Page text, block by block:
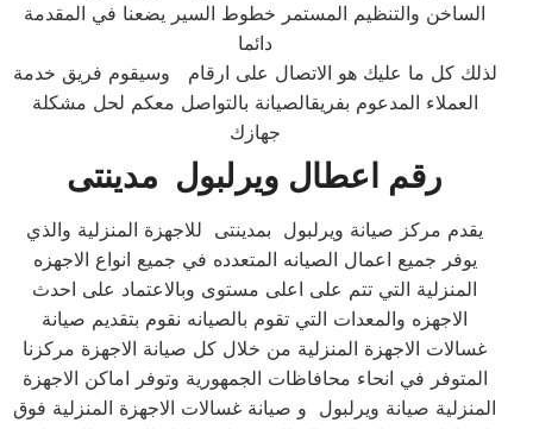
الساخن والتنظيم المستمر خطوط السير يضعنا في المقدمة
دائما
لذلك كل ما عليك هو الاتصال على ارقام وسيقوم فريق خدمة
العملاء المدعوم بفريقالصيانة بالتواصل معكم لحل مشكلة
جهازك
رقم اعطال ويرلبول مدينتى
يقدم مركز صيانة ويرلبول بمدينتى للاجهزة المنزلية والذي
يوفر جميع اعمال الصيانه المتعدده في جميع انواع الاجهزه
المنزلية التي تتم على اعلى مستوى وبالاعتماد على احدث
الاجهزه والمعدات التي تقوم بالصيانه نقوم بتقديم صيانة
غسالات الاجهزة المنزلية من خلال كل صيانة الاجهزة مركزنا
المتوفر في انحاء محافاظات الجمهورية وتوفر اماكن الاجهزة
المنزلية صيانة ويرلبول و صيانة غسالات الاجهزة المنزلية فوق